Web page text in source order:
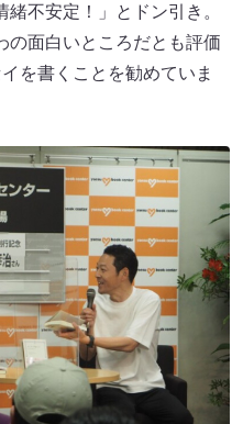
不安定！」とドン引き。
の面白いところだとも評価
を書くことを勧めていま